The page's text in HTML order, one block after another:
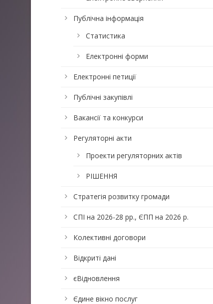
Публічна інформація
Статистика
Електронні форми
Електронні петиції
Публічні закупівлі
Вакансії та конкурси
Регуляторні акти
Проекти регуляторних актів
РІШЕННЯ
Стратегія розвитку громади
СПІ на 2026-28 рр., ЄПП на 2026 р.
Колективні договори
Відкриті дані
єВідновлення
Єдине вікно послуг